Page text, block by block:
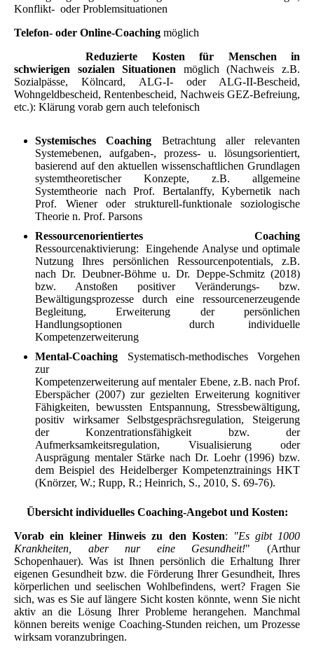
Konflikt- oder Problemsituationen
Telefon- oder Online-Coaching möglich
Reduzierte Kosten für Menschen in
schwierigen sozialen Situationen möglich (Nachweis z.B.
Sozialpässe, Kölncard, ALG-I- oder ALG-II-Bescheid,
Wohngeldbescheid, Rentenbescheid, Nachweis GEZ-Befreiung,
etc.): Klärung vorab gern auch telefonisch
Systemisches Coaching Betrachtung aller relevanten
Systemebenen, aufgaben-, prozess- u. lösungsorientiert,
basierend auf den aktuellen wissenschaftlichen Grundlagen
systemtheoretischer Konzepte, z.B. allgemeine
Systemtheorie nach Prof. Bertalanffy, Kybernetik nach
Prof. Wiener oder strukturell-funktionale soziologische
Theorie n. Prof. Parsons
Ressourcenorientiertes Coaching
Ressourcenaktivierung: Eingehende Analyse und optimale
Nutzung Ihres persönlichen Ressourcenpotentials, z.B.
nach Dr. Deubner-Böhme u. Dr. Deppe-Schmitz (2018)
bzw. Anstoßen positiver Veränderungs- bzw.
Bewältigungsprozesse durch eine ressourcenerzeugende
Begleitung,Erweiterung der persönlichen
Handlungsoptionen durch individuelle
Kompetenzerweiterung
Mental-Coaching Systematisch-methodisches Vorgehen
zur
Kompetenzerweiterung auf mentaler Ebene, z.B. nach Prof.
Eberspächer (2007) zur gezielten Erweiterung kognitiver
Fähigkeiten, bewussten Entspannung, Stressbewältigung,
positiv wirksamer Selbstgesprächsregulation, Steigerung
der Konzentrationsfähigkeit bzw. der
Aufmerksamkeitsregulation, Visualisierung oder
Ausprägung mentaler Stärke nach Dr. Loehr (1996) bzw.
dem Beispiel des Heidelberger Kompetenztrainings HKT
(Knörzer, W.; Rupp, R.; Heinrich, S., 2010, S. 69-76).
Übersicht individuelles Coaching-Angebot und Kosten:
Vorab ein kleiner Hinweis zu den Kosten: "Es gibt 1000
Krankheiten, aber nur eine Gesundheit!" (Arthur
Schopenhauer). Was ist Ihnen persönlich die Erhaltung Ihrer
eigenen Gesundheit bzw. die Förderung Ihrer Gesundheit, Ihres
körperlichen und seelischen Wohlbefindens, wert? Fragen Sie
sich, was es Sie auf längere Sicht kosten könnte, wenn Sie nicht
aktiv an die Lösung Ihrer Probleme herangehen. Manchmal
können bereits wenige Coaching-Stunden reichen, um Prozesse
wirksam voranzubringen.